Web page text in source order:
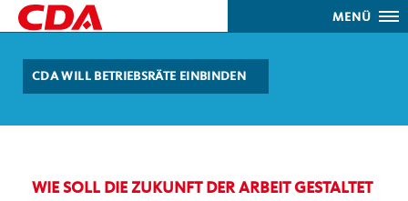
MENÜ
CDA WILL BETRIEBSRÄTE EINBINDEN
WIE SOLL DIE ZUKUNFT DER ARBEIT GESTALTET